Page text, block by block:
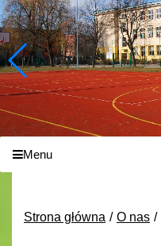
Menu
Strona główna O nas